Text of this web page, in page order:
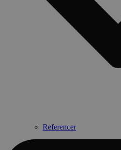
Referencer